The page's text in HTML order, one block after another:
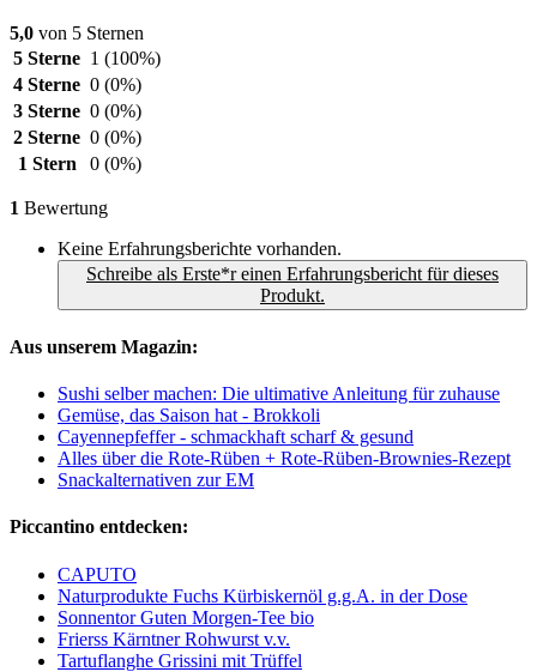
5,0 von 5 Sternen
5 Sterne 1 (100%)
4 Sterne 0 (0%)
3 Sterne 0 (0%)
2 Sterne 0 (0%)
1 Stern
0 (0%)
1 Bewertung
Keine Erfahrungsberichte vorhanden.
Schreibe als Erste*r einen Erfahrungsbericht für dieses
Produkt.
Aus unserem Magazin:
Sushi selber machen: Die ultimative Anleitung für zuhause
Gemüse, das Saison hat - Brokkoli
Cayennepfeffer - schmackhaft scharf & gesund
Alles über die Rote-Rüben + Rote-Rüben-Brownies-Rezept
Snackalternativen zur EM
Piccantino entdecken:
CAPUTO
Naturprodukte Fuchs Kürbiskernöl g.g.A. in der Dose
Sonnentor Guten Morgen-Tee bio
Frierss Kärntner Rohwurst v.v.
Tartuflanghe Grissini mit Trüffel